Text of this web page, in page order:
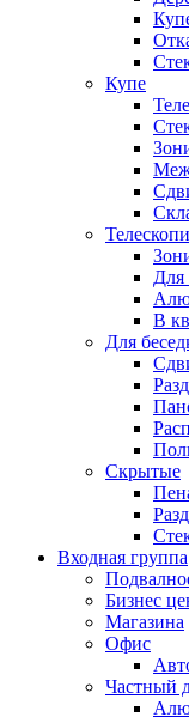
Купе
Для
В
Для
Скрытые
Входная группа
Бизнес
Магазина
Офис
Частный